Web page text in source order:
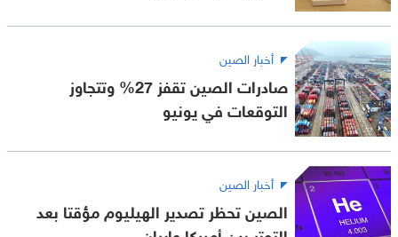
أخبار الصين
صادرات الصين تقفز 27% وتتجاوز
التوقعات في يونيو
أخبار الصين
الصين تحظر تصدير الهيليوم مؤقتا بعد